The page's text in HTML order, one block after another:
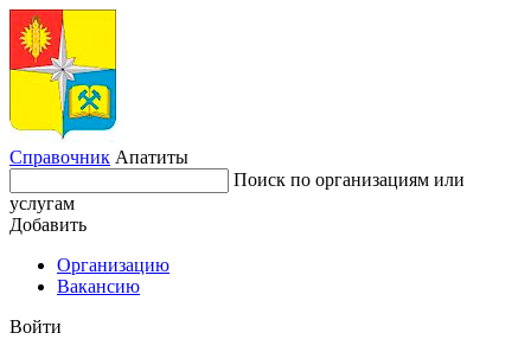
Справочник Апатиты
Поиск по организациям или
услугам
Добавить
Организацию
Вакансию
Войти